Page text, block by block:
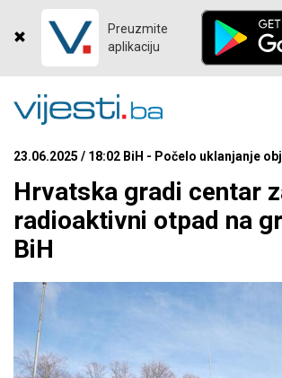
Preuzmite
aplikaciju
23.06.2025 / 18:02 BiH - Počelo uklanjanje
Hrvatska gradi centar
radioaktivni otpad na
BiH